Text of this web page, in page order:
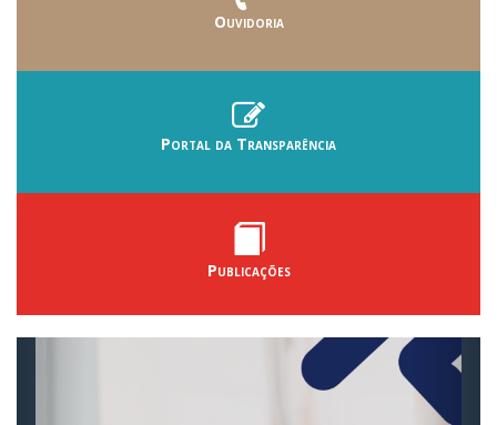
Ouvidoria
Portal da Transparência
Publicações